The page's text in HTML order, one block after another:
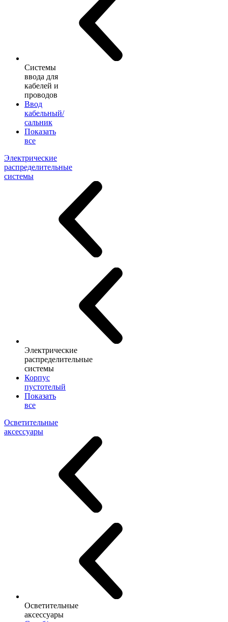
Системы
ввода для
кабелей и
проводов
Ввод
кабельный/
сальник
Показать
все
Электрические
распределительные
системы
Электрические
распределительные
системы
Корпус
пустотелый
Показать
все
Осветительные
аксессуары
Осветительные
аксессуары